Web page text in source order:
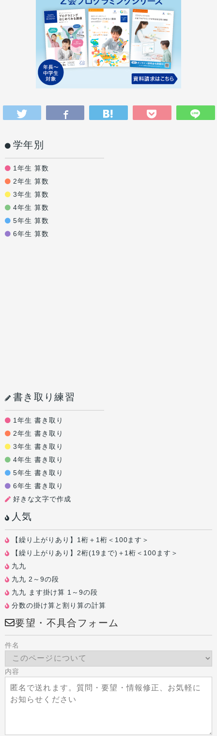
学年別
1年生 算数
2年生 算数
3年生 算数
4年生 算数
5年生 算数
6年生 算数
書き取り練習
1年生 書き取り
2年生 書き取り
3年生 書き取り
4年生 書き取り
5年生 書き取り
6年生 書き取り
好きな文字で作成
人気
【繰り上がりあり】1桁＋1桁＜100ます＞
【繰り上がりあり】2桁(19まで)＋1桁＜100ます＞
九九
九九 2～9の段
九九 ます掛け算 1～9の段
分数の掛け算と割り算の計算
要望・不具合フォーム
件名
内容